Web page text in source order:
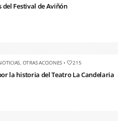
del Festival de Aviñón
OTRAS ACCIONES • 215
la historia del Teatro La Candelaria